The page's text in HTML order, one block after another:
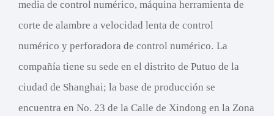
media de control numérico, máquina herramienta de
corte de alambre a velocidad lenta de control
numérico y perforadora de control numérico. La
compañía tiene su sede en el distrito de Putuo de la
ciudad de Shanghai; la base de producción se
encuentra en No. 23 de la Calle de Xindong en la Zona